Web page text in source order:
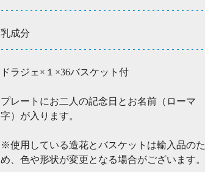
乳成分
ドラジェ×１×36バスケット付
プレートにお二人の記念日とお名前（ローマ
字）が入ります。
※使用している造花とバスケットは輸入品のた
め、色や形状が変更となる場合がございます。